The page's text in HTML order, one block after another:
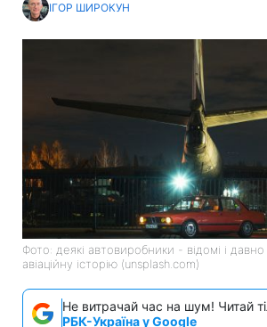
ІГОР ШИРОКУН
Фото: деякі автовиробники - відомі і
авіаційну історію (unsplash.com)
Не витрачай час на шум! Читай
РБК-Україна у Google